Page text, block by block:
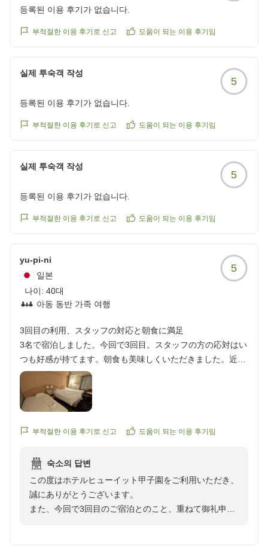
등록된 이용 후기가 없습니다.
부적절한 이용 후기로 신고 도움이 되는 이용 후기임
실제 투숙객 작성
5
등록된 이용 후기가 없습니다.
부적절한 이용 후기로 신고 도움이 되는 이용 후기임
실제 투숙객 작성
5
등록된 이용 후기가 없습니다.
부적절한 이용 후기로 신고 도움이 되는 이용 후기임
yu-pi-ni
일본
나이: 40대
아동 동반 가족 여행
5
3回目の利用、スタッフの対応と朝食に満足
3名で宿泊しました。今回で3回目。スタッフの方の応対はい
つも好感が持てます。朝食も美味しくいただきました。近く
に宿泊の時はまた利用させていただこうと思ってます。
クチコミの詳細はこちらから
https://review.travel.rakuten.co.jp/hotel/voice/1845?
부적절한 이용 후기로 신고 도움이 되는 이용 후기임
숙소의 답변
この度はホテルヒューイット甲子園をご利用いただき、
誠にありがとうございます。
また、今回で3回目のご宿泊とのこと、重ねて御礼申し